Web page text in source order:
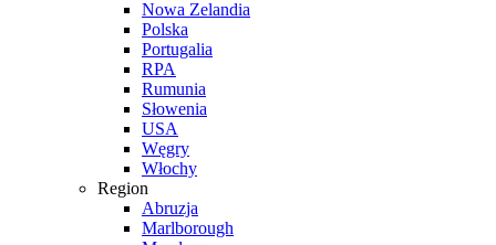
Nowa Zelandia
Polska
Portugalia
RPA
Rumunia
Słowenia
USA
Węgry
Włochy
Region
Abruzja
Marlborough